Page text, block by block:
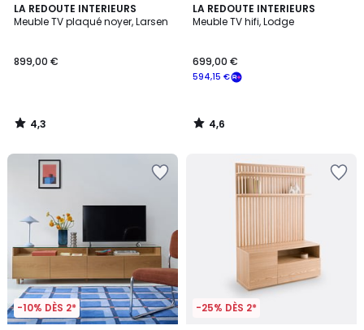
LA REDOUTE INTERIEURS
Meuble TV plaqué noyer, Larsen
899,00 €
4,3
/ 5
4,3
/
LA REDOUTE INTERIEURS
Meuble TV hifi, Lodge
594,15 €
699,00 €
4,6
/ 5
4,6
/
-10% DÈS 2* -25% DÈS 2*